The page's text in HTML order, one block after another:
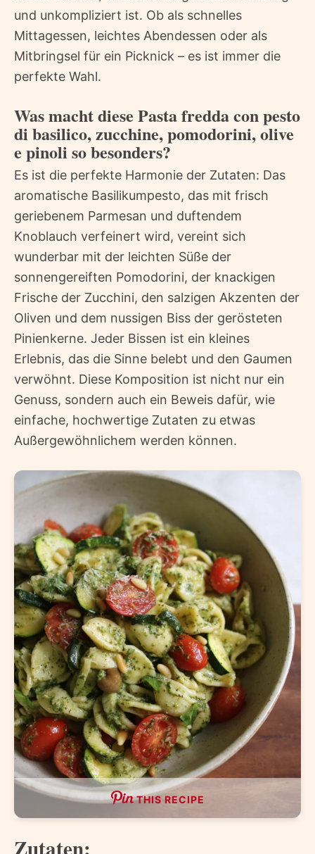
und unkompliziert ist. Ob als schnelles
Mittagessen, leichtes Abendessen oder als
Mitbringsel für ein Picknick – es ist immer die
perfekte Wahl.
Was macht diese Pasta fredda con pesto
di basilico, zucchine, pomodorini, olive
e pinoli so besonders?
Es ist die perfekte Harmonie der Zutaten: Das
aromatische Basilikumpesto, das mit frisch
geriebenem Parmesan und duftendem
Knoblauch verfeinert wird, vereint sich
wunderbar mit der leichten Süße der
sonnengereiften Pomodorini, der knackigen
Frische der Zucchini, den salzigen Akzenten der
Oliven und dem nussigen Biss der gerösteten
Pinienkerne. Jeder Bissen ist ein kleines
Erlebnis, das die Sinne belebt und den Gaumen
verwöhnt. Diese Komposition ist nicht nur ein
Genuss, sondern auch ein Beweis dafür, wie
einfache, hochwertige Zutaten zu etwas
Außergewöhnlichem werden können.
THIS RECIPE
Zutaten: